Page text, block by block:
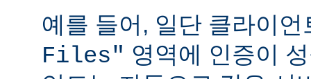
예를 들어, 일단 클라이
Files" 영역에 인증이